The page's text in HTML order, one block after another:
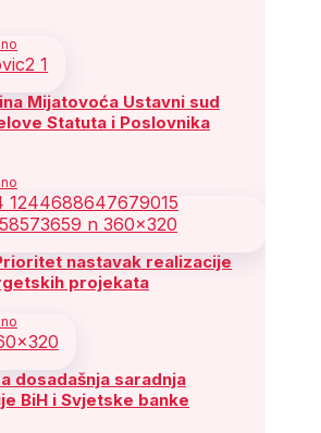
Mijatovoća Ustavni sud
Statuta i Poslovnika
nastavak realizacije
projekata
dosadašnja saradnja
BiH i Svjetske banke